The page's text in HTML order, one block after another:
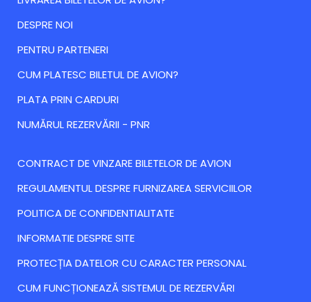
DESPRE NOI
PENTRU PARTENERI
CUM PLATESC BILETUL DE AVION?
PLATA PRIN CARDURI
NUMĂRUL REZERVĂRII - PNR
CONTRACT DE VINZARE BILETELOR DE AVION
REGULAMENTUL DESPRE FURNIZAREA SERVICIILOR
POLITICA DE CONFIDENTIALITATE
INFORMATIE DESPRE SITE
PROTECȚIA DATELOR CU CARACTER PERSONAL
CUM FUNCȚIONEAZĂ SISTEMUL DE REZERVĂRI